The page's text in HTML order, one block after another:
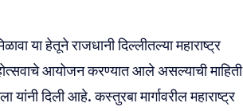
या हेतूने राजधानी दिल्लीतल्या महाराष्ट्र
आयोजन करण्यात आले असल्याची माहिती
दिली आहे. कस्तुरबा मार्गावरील महाराष्ट्र